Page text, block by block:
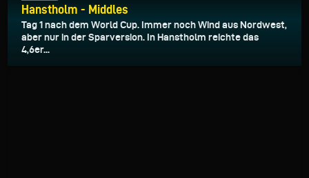
Hanstholm - Middles
Tag 1 nach dem World Cup. Immer noch Wind aus Nordwest,
aber nur in der Sparversion. In Hanstholm reichte das
4,6er...